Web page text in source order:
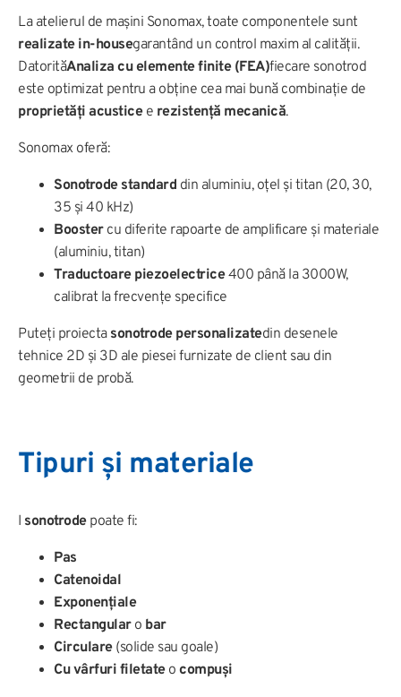
La atelierul de mașini Sonomax, toate componentele sunt
realizate in-housegarantând un control maxim al calității.
DatorităAnaliza cu elemente finite (FEA)fiecare sonotrod
este optimizat pentru a obține cea mai bună combinație de
proprietăți acusticee rezistență mecanică.
Sonomax oferă:
Sonotrode standard din aluminiu, oțel și titan (20, 30,
35 și 40 kHz)
Boostercu diferite rapoarte de amplificare și materiale
(aluminiu, titan)
Traductoare piezoelectrice400 până la 3000W,
calibrat la frecvențe specifice
Puteți proiecta sonotrode personalizatedin desenele
tehnice 2D și 3D ale piesei furnizate de client sau din
geometrii de probă.
Tipuri și materiale
I sonotrodepoate fi:
Pas
Catenoidal
Exponențiale
Rectangularo bar
Circulare(solide sau goale)
Cu vârfuri filetateo compuși